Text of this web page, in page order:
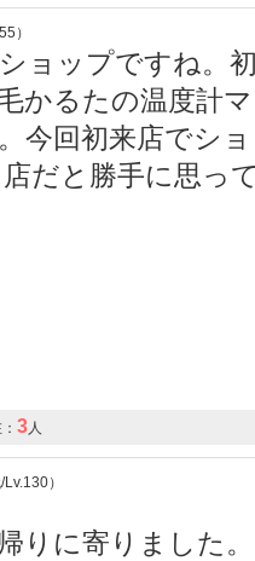
）
ョップですね。
かるたの温度計
今回初来店でシ
だと勝手に思っ
3人
）
りに寄りました